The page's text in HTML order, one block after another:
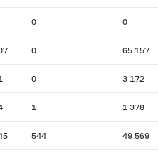
0 0
0 65 157
0 3 172
1 1 378
544 49 569